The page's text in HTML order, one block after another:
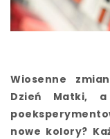
Wiosenne
Dzień Matki,
nowe kolory?